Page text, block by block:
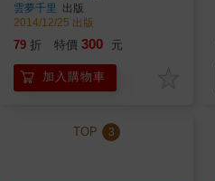
雲夢千里
出版
2014/12/25 出版
79 折 特價 300 元
加入購物車
TOP 3